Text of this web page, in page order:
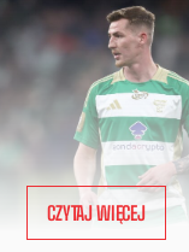
CZYTAJ WIĘCEJ